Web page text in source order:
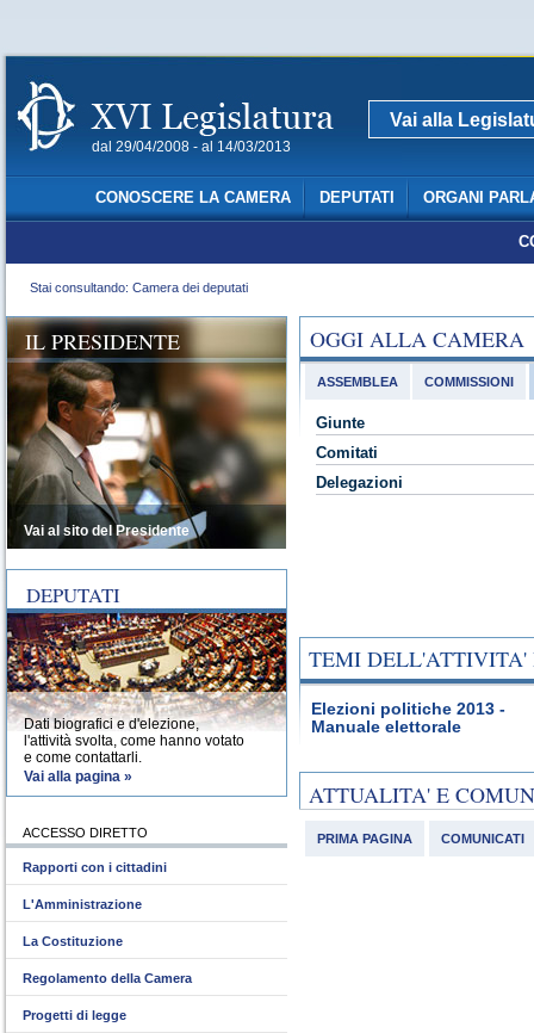
dal 29/04/2008 - al 14/03/2013
Vai alla
CONOSCERE LA CAMERA DEPUTATI ORGANI
Stai consultando: Camera dei deputati
OGGI ALLA CAMERA
ASSEMBLEA COMMISSIONI
Giunte
Comitati
Delegazioni
TEMI DELL'ATTIVITA'
Elezioni politiche 2013 -
Manuale elettorale
ATTUALITA' E
PRIMA PAGINA COMUNICATI
IL PRESIDENTE
Vai al sito del Presidente
DEPUTATI
Dati biografici e d'elezione,
l'attività svolta, come hanno votato
e come contattarli.
Vai alla pagina »
ACCESSO DIRETTO
Rapporti con i cittadini
L'Amministrazione
La Costituzione
Regolamento della Camera
Progetti di legge